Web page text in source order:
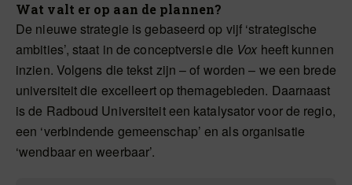
Wat valt er op aan de plannen?
De nieuwe strategie is gebaseerd op vijf ‘strategische
ambities’, staat in de conceptversie die Vox heeft kunnen
inzien. Volgens die tekst zijn – of worden – we een brede
universiteit die excelleert op themagebieden. Daarnaast
is de Radboud Universiteit een katalysator voor de regio,
een ‘verbindende gemeenschap’ en als organisatie
‘wendbaar en weerbaar’.